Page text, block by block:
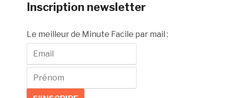
Inscription newsletter
Le meilleur de Minute Facile par mail :